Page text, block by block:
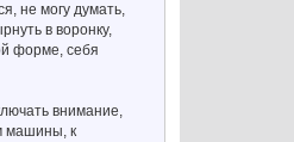
не могу думать,
в воронку,
форме, себя
внимание,
машины, к